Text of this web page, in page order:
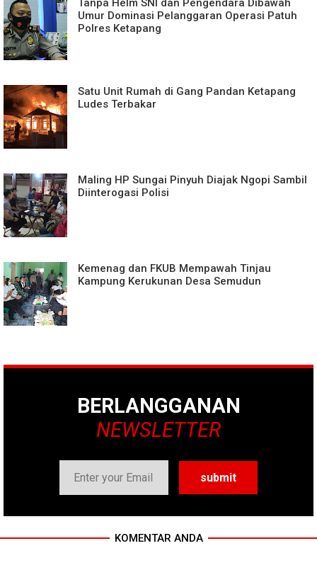
Tanpa Helm SNI dan Pengendara Dibawah
Umur Dominasi Pelanggaran Operasi Patuh
Polres Ketapang
Satu Unit Rumah di Gang Pandan Ketapang
Ludes Terbakar
Maling HP Sungai Pinyuh Diajak Ngopi Sambil
Diinterogasi Polisi
Kemenag dan FKUB Mempawah Tinjau
Kampung Kerukunan Desa Semudun
BERLANGGANAN
NEWSLETTER
KOMENTAR ANDA